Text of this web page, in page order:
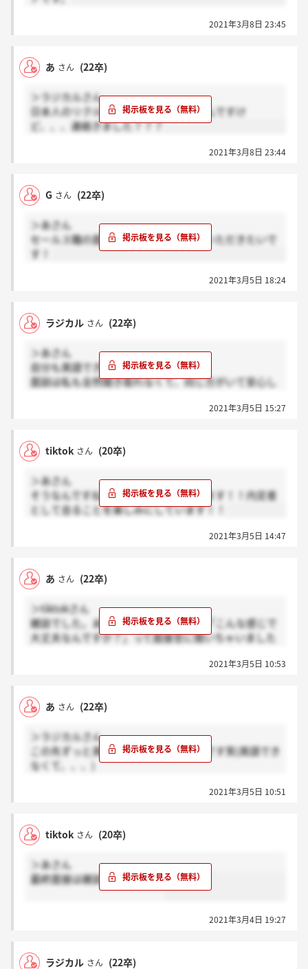
2021年3月8日 23:45
あ さん (22卒)
＞ラジカルさん
日本人のリクルーターに変わるらしいんですけ
ど、、、連絡きました？？？
2021年3月8日 23:44
G さん (22卒)
＞あさん
セールス職の面接でしょうか？教えていただきたいで
す！
2021年3月5日 18:24
ラジカル さん (22卒)
＞あさん
自分も英語できなくてやばいです笑
面談は私も全然聞き取れなくて、同じ方がいて安心し
2021年3月5日 15:27
tiktok さん (20卒)
＞あさん
そうなんですね！！おめでとうございます！！内定者
として会ることを楽しみにしています！！
2021年3月5日 14:47
あ さん (22卒)
＞tiktokさん
雑談でした。あまりにも雑談すぎて、「こんな感じで
大丈夫なんですか？」って面接官に聞いちゃいました
2021年3月5日 10:53
あ さん (22卒)
＞ラジカルさん
この先ずっと英語はちょっと、やばいです笑(英語でき
なくて、、、)
2021年3月5日 10:51
tiktok さん (20卒)
＞あさん
最終面接は雑談でしたか？？
2021年3月4日 19:27
ラジカル さん (22卒)